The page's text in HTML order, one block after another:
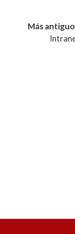
Más antiguo